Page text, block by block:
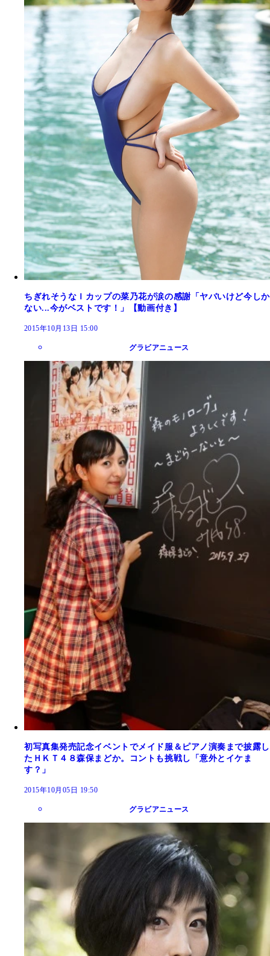
ちぎれそうなＩカップの菜乃花が涙の感謝「ヤバいけど今しか
ない...今がベストです！」【動画付き】
2015年10月13日 15:00
グラビアニュース
初写真集発売記念イベントでメイド服＆ピアノ演奏まで披露し
たＨＫＴ４８森保まどか。コントも挑戦し「意外とイケま
す？」
2015年10月05日 19:50
グラビアニュース